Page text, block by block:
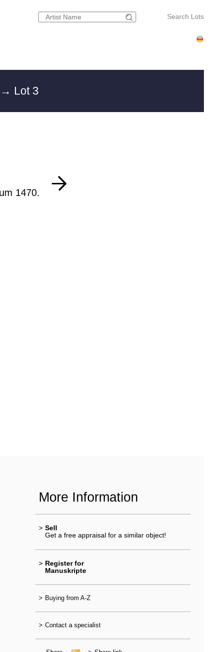
Search Lots
→ Lot 3
1470.
More Information
> Sell
Get a free appraisal for a similar object!
> Register for
Manuskripte
> Buying from A-Z
> Contact a specialist